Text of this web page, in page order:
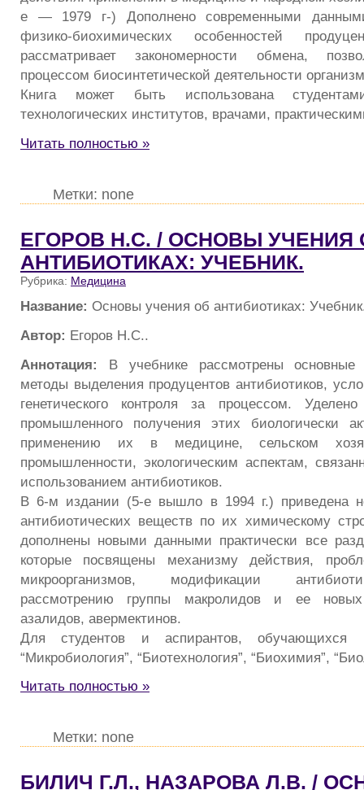
е — 1979 г-) Дополнено современными
физико-биохимических особенностей
рассматривает закономерности обмена,
процессом биосинтетической деятельности
Книга может быть использована
технологических институтов, врачами,
Читать полностью »
Метки: none
ЕГОРОВ Н.С. / ОСНОВЫ УЧЕНИЯ
АНТИБИОТИКАХ: УЧЕБНИК.
Рубрика: Медицина
Название: Основы учения об антибиотиках:
Автор: Егоров Н.С..
Аннотация: В учебнике рассмотрены
методы выделения продуцентов антибиотиков,
генетического контроля за процессом.
промышленного получения этих биологически
применению их в медицине, сельском
промышленности, экологическим аспектам,
использованием антибиотиков.
В 6-м издании (5-е вышло в 1994 г.) приведена
антибиотических веществ по их химическому
дополнены новыми данными практически все
которые посвящены механизму действия,
микроорганизмов, модификации
рассмотрению группы макролидов и ее
азалидов, авермектинов.
Для студентов и аспирантов, обучающихся
“Микробиология”, “Биотехнология”, “Биохимия”,
Читать полностью »
Метки: none
БИЛИЧ Г.Л., НАЗАРОВА Л.В. /